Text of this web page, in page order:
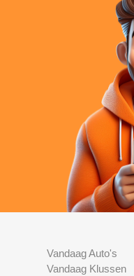
Vandaag Auto's
Vandaag Klussen